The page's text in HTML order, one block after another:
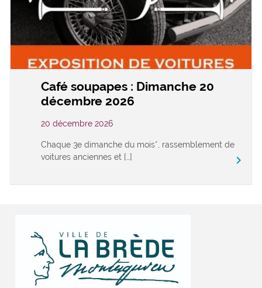
Café soupapes : Dimanche 20
décembre 2026
20 décembre 2026
Chaque 3e dimanche du mois*, rassemblement de
voitures anciennes et […]
keyboard_arrow_right